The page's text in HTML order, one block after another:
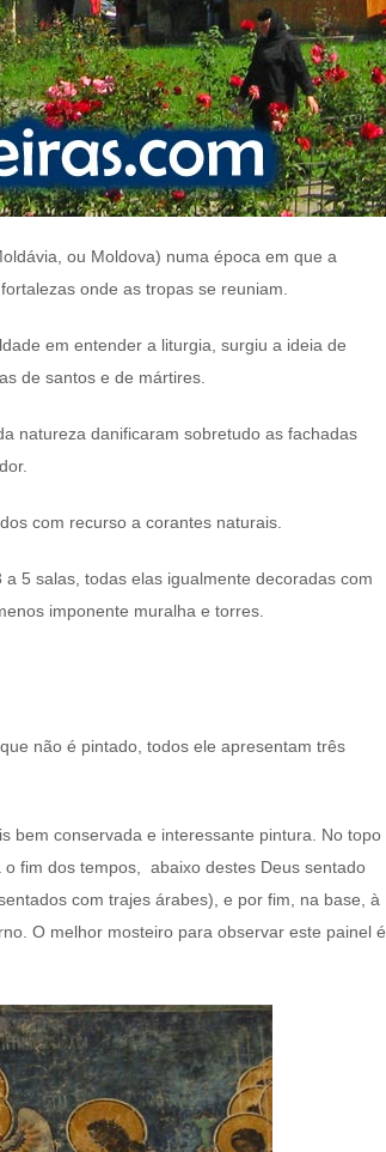
ou Moldova) numa época em que a
onde as tropas se reuniam.
em entender a liturgia, surgiu a ideia de
de santos e de mártires.
natureza danificaram sobretudo as fachadas
com recurso a corantes naturais.
5 salas, todas elas igualmente decoradas com
imponente muralha e torres.
não é pintado, todos ele apresentam três
bem conservada e interessante pintura. No topo
fim dos tempos, abaixo destes Deus sentado
com trajes árabes), e por fim, na base, à
O melhor mosteiro para observar este painel é